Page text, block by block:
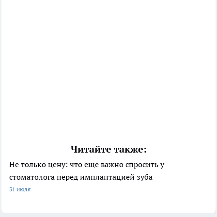
Читайте также:
Не только цену: что еще важно спросить у
стоматолога перед имплантацией зуба
31 июля